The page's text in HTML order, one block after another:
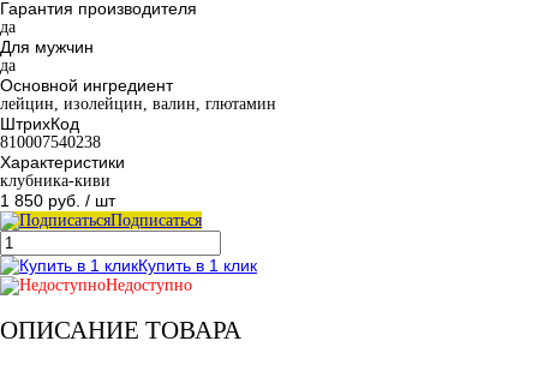
Гарантия производителя
да
Для мужчин
да
Основной ингредиент
лейцин, изолейцин, валин, глютамин
ШтрихКод
810007540238
Характеристики
клубника-киви
1 850 руб. / шт
Подписаться
Купить в 1 клик
Недоступно
ОПИСАНИЕ ТОВАРА